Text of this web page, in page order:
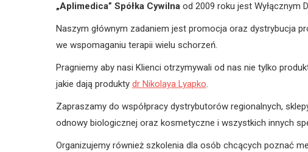
„Aplimedica” Spółka Cywilna od 2009 roku jest Wyłącznym
Naszym głównym zadaniem jest promocja oraz dystrybucja
we wspomaganiu terapii wielu schorzeń.
Pragniemy aby nasi Klienci otrzymywali od nas nie tylko
jakie dają produkty dr Nikolaya Lyapko.
Zapraszamy do współpracy dystrybutorów regionalnych,
odnowy biologicznej oraz kosmetyczne i wszystkich innych
Organizujemy również szkolenia dla osób chcących poznać